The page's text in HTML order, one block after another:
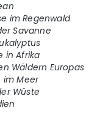
im Regenwald
Savanne
in Afrika
Wäldern Europas
im Meer
Wüste